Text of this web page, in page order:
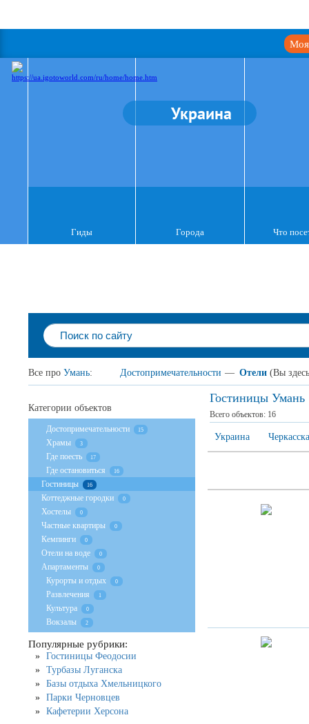
Моя
Украина
Гиды Города Что
Все про Умань: Достопримечательности — Отели (Вы
Гостиницы Умань
Всего объектов: 16
Украина
Категории объектов
Достопримечательности 15
Храмы 3
Где поесть 17
Где остановиться 16
Гостиницы 16
Коттеджные городки 0
Хостелы 0
Частные квартиры 0
Кемпинги 0
Отели на воде 0
Апартаменты 0
Курорты и отдых 0
Развлечения 1
Культура 0
Вокзалы 2
Популярные рубрики:
Гостиницы Феодосии
Турбазы Луганска
Базы отдыха Хмельницкого
Парки Черновцев
Кафетерии Херсона